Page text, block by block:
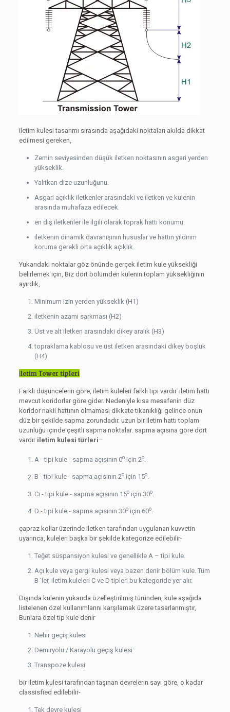
iletim kulesi tasarımı sırasında aşağıdaki noktaları akılda dikkat
edilmesi gereken,
Zemin seviyesinden düşük iletken noktasının asgari yerden
yükseklik.
Yalıtkan dize uzunluğunu.
Asgari açıklık iletkenler arasındaki ve iletken ve kulenin
arasında muhafaza edilecek.
en dış iletkenler ile ilgili olarak toprak hattı konumu.
iletkenin dinamik davranışının hususlar ve hattın yıldırım
koruma gerekli orta açıklık açıklık.
Yukarıdaki noktalar göz önünde gerçek iletim kule yüksekliği
belirlemek için, Biz dört bölümden kulenin toplam yüksekliğinin
ayırdık,
Minimum izin yerden yükseklik (H1)
iletkenin azami sarkması (H2)
Üst ve alt iletken arasındaki dikey aralık (H3)
topraklama kablosu ve üst iletken arasındaki dikey boşluk
(H4).
İletim Tower tipleri
Farklı düşüncelerin göre, iletim kuleleri farklı tipi vardır. iletim hattı
mevcut koridorlar göre gider. Nedeniyle kısa mesafenin düz
koridor nakil hattının olmaması dikkate tıkanıklığı gelince onun
düz bir şekilde sapma zorundadır. uzun bir iletim hattı toplam
uzunluğu içinde çeşitli sapma noktalar. sapma açısına göre dört
vardır iletim kulesi türleri–
A - tipi kule - sapma açısının 0oiçin 2o.
B - tipi kule - sapma açısının 2oiçin 15o.
Cı - tipi kule - sapma açısının 15oiçin 30o.
D - tipi kule - sapma açısının 30oiçin 60o.
çapraz kollar üzerinde iletken tarafından uygulanan kuvvetin
uyarınca, kuleleri başka bir şekilde kategorize edilebilir-
Teğet süspansiyon kulesi ve genellikle A – tipi kule.
Açı kule veya gergi kulesi veya bazen denir bölüm kule. Tüm
B 'ler, iletim kuleleri C ve D tipleri bu kategoride yer alır.
Dışında kulenin yukarıda özelleştirilmiş türünden, kule aşağıda
listelenen özel kullanımlarını karşılamak üzere tasarlanmıştır,
Bunlara özel tip kule denir
Nehir geçiş kulesi
Demiryolu / Karayolu geçiş kulesi
Transpoze kulesi
bir iletim kulesi tarafından taşınan devrelerin sayı göre, o kadar
classisfied edilebilir-
Tek devre kulesi